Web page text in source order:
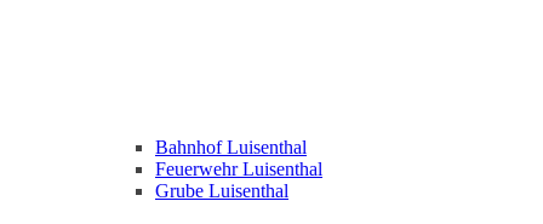
Bahnhof Luisenthal
Feuerwehr Luisenthal
Grube Luisenthal